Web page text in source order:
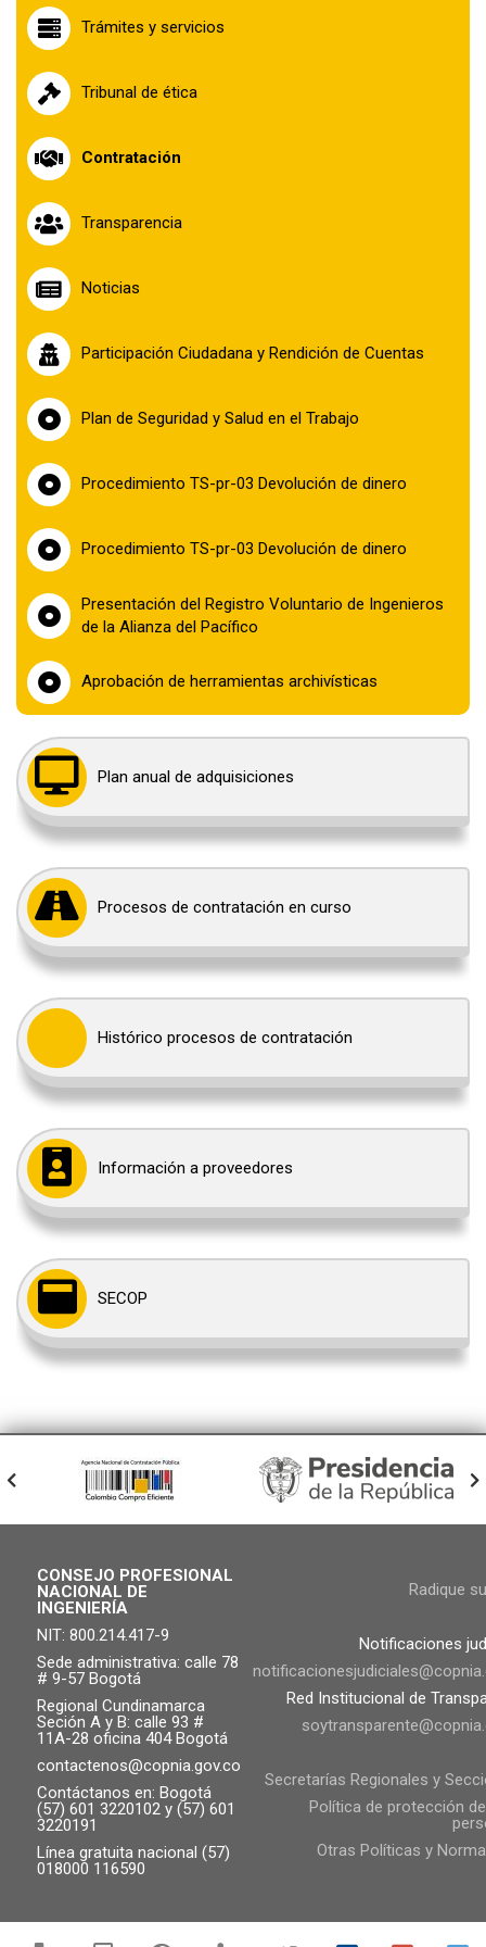
navegación
Trámites y servicios
Tribunal de ética
Contratación
Transparencia
Noticias
Participación Ciudadana y Rendición de Cuentas
Plan de Seguridad y Salud en el Trabajo
Procedimiento TS-pr-03 Devolución de dinero
Procedimiento TS-pr-03 Devolución de dinero
Presentación del Registro Voluntario de Ingenieros
de la Alianza del Pacífico
Aprobación de herramientas archivísticas
Plan anual de adquisiciones
Procesos de contratación en curso
Histórico procesos de contratación
Información a proveedores
SECOP
CONSEJO PROFESIONAL
NACIONAL DE
INGENIERÍA
NIT: 800.214.417-9
Sede administrativa: calle 78
# 9-57 Bogotá
Regional Cundinamarca
Seción A y B: calle 93 #
11A-28 oficina 404 Bogotá
contactenos@copnia.gov.co
Contáctanos en: Bogotá
(57) 601 3220102 y (57) 601
3220191
Línea gratuita nacional (57)
018000 116590
Radique
Notificaciones
Red Institucional de
Secretarías Regionales y
Política de protección
Otras Políticas y